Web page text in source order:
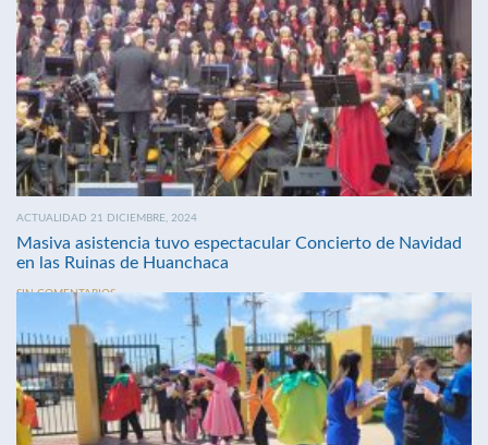
ACTUALIDAD 21 DICIEMBRE, 2024
Masiva asistencia tuvo espectacular Concierto de Navidad
en las Ruinas de Huanchaca
SIN COMENTARIOS